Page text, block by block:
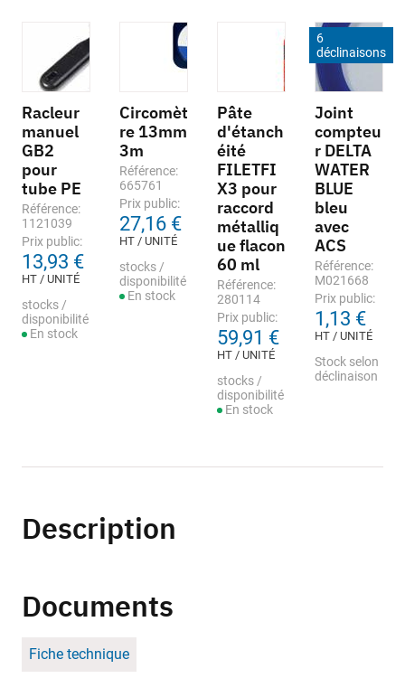
Racleur
manuel
GB2
pour
tube PE
Référence:
1121039
Prix public:
13,93 €
HT / UNITÉ
stocks /
disponibilité
En stock
Circomèt
re 13mm
3m
Référence:
665761
Prix public:
27,16 €
HT / UNITÉ
stocks /
disponibilité
En stock
Pâte
d'étanch
éité
FILETFI
X3 pour
raccord
métalliq
ue flacon
60 ml
Référence:
280114
Prix public:
59,91 €
HT / UNITÉ
stocks /
disponibilité
En stock
6
déclinaisons
Joint
compteu
r DELTA
WATER
BLUE
bleu
avec
ACS
Référence:
M021668
Prix public:
1,13 €
HT / UNITÉ
Stock selon
déclinaison
Description
Documents
Fiche technique